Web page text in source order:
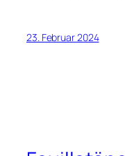
23. Februar 2024